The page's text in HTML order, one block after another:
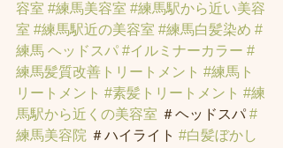
容室 #練馬美容室 #練馬駅から近い美容
室 #練馬駅近の美容室 #練馬白髪染め #
練馬 ヘッドスパ #イルミナーカラー #
練馬髪質改善トリートメント #練馬ト
リートメント #素髪トリートメント #練
馬駅から近くの美容室 ＃ヘッドスパ #
練馬美容院 ＃ハイライト #白髪ぼかし